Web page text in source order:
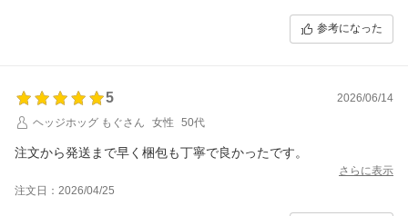
参考になった
5
2026/06/14
ヘッジホッグ もぐさん
女性 50代
注文から発送まで早く梱包も丁寧で良かったです。
さらに表示
注文日：2026/04/25